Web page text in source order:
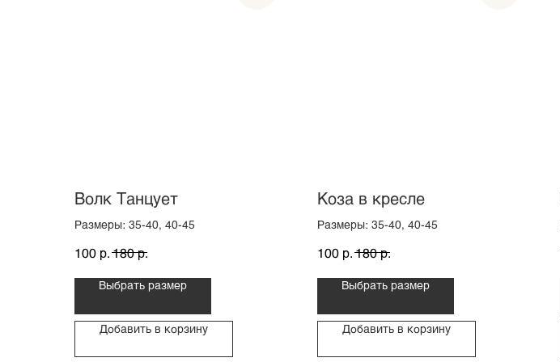
Волк Танцует
Размеры: 35-40, 40-45
100 р. 180 р.
Выбрать размер
Добавить в корзину
Коза в кресле
Размеры: 35-40, 40-45
100 р. 180 р.
Выбрать размер
Добавить в корзину